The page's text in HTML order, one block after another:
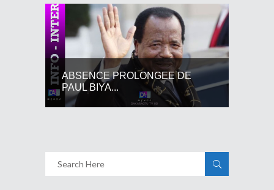
ABSENCE PROLONGEE DE
PAUL BIYA...